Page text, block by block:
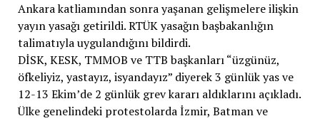
Ankara katliamından sonra yaşanan gelişmelere ilişkin
yayın yasağı getirildi. RTÜK yasağın başbakanlığın
talimatıyla uygulandığını bildirdi.
DİSK, KESK, TMMOB ve TTB başkanları “üzgünüz,
öfkeliyiz, yastayız, isyandayız” diyerek 3 günlük yas ve
12-13 Ekim’de 2 günlük grev kararı aldıklarını açıkladı.
Ülke genelindeki protestolarda İzmir, Batman ve